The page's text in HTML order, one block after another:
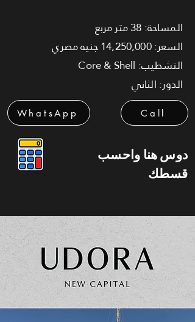
المساحة: 38 متر مربع
السعر: 14,250,000 جنيه مصري
التشطيب: Core & Shell
الدور: الثاني
WhatsApp Call
دوس هنا واحسب
قسطك